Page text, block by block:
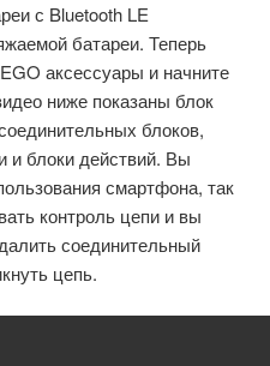
с Bluetooth LE
батареи. Теперь
аксессуары и начните
ниже показаны блок
блоков,
и блоки действий. Вы
смартфона, так
контроль цепи и вы
соединительный
цепь.